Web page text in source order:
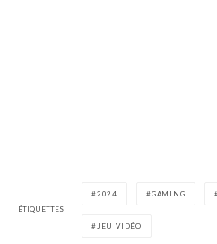
ÉTIQUETTES
2024 GAMING
JEU VIDÉO